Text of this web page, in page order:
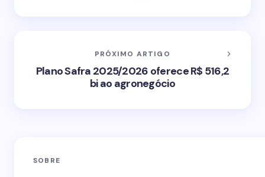
PRÓXIMO ARTIGO
Plano Safra 2025/2026 oferece R$ 516,2
bi ao agronegócio
SOBRE